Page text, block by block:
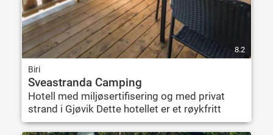
8.2
Biri
Sveastranda Camping
Hotell med miljøsertifisering og med privat
strand i Gjøvik Dette hotellet er et røykfritt